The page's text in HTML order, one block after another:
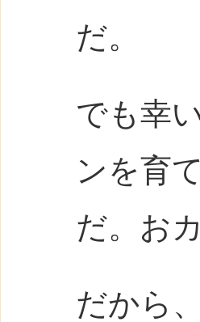
だ。
でも幸
ンを育
だ。お
だから